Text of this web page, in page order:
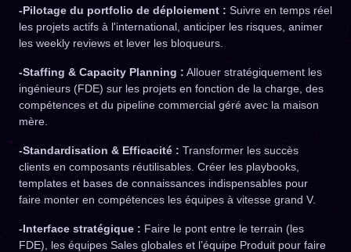
-Pilotage du portfolio de déploiement : Suivre en temps réel
les projets actifs à l'international, anticiper les risques, animer
les weekly reviews et lever les bloqueurs.
-Staffing & Capacity Planning : Allouer stratégiquement les
ingénieurs (FDE) sur les projets en fonction de la charge, des
compétences et du pipeline commercial géré avec la maison
mère.
-Standardisation & Efficacité : Transformer les succès
clients en composants réutilisables. Créer les playbooks,
templates et bases de connaissances indispensables pour
faire monter en compétences les équipes à vitesse grand V.
-Interface stratégique : Faire le pont entre le terrain (les
FDE), les équipes Sales globales et l’équipe Produit pour faire